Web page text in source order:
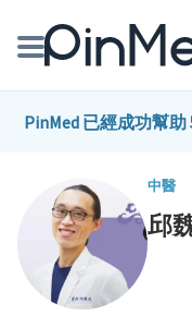
線上預約醫師、院所
健康主題館
PinMed 已經成功幫
中醫
邱